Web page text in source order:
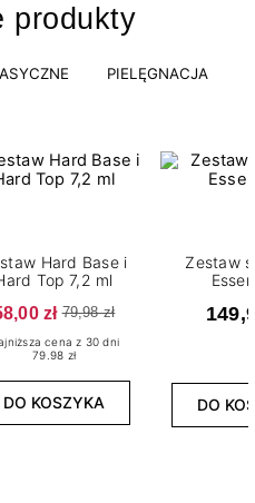
produkty
PIELĘGNACJA
Hard Base i
Top 7,2 ml
zł 79,98 zł
cena z 30 dni
79.98 zł
DO KOSZYKA
Zestaw
DO